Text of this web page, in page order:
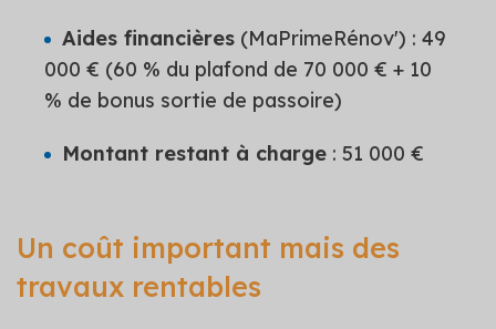
Aides financières (MaPrimeRénov') : 49
000 € (60 % du plafond de 70 000 € + 10
% de bonus sortie de passoire)
Montant restant à charge : 51 000 €
Un coût important mais des
travaux rentables